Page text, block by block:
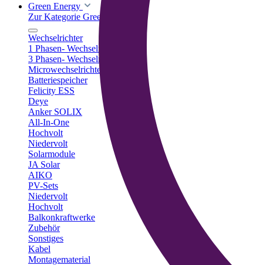
Green Energy
Zur Kategorie Green Energy
Wechselrichter
1 Phasen- Wechselrichter
3 Phasen- Wechselrichter
Microwechselrichter
Batteriespeicher
Felicity ESS
Deye
Anker SOLIX
All-In-One
Hochvolt
Niedervolt
Solarmodule
JA Solar
AIKO
PV-Sets
Niedervolt
Hochvolt
Balkonkraftwerke
Zubehör
Sonstiges
Kabel
Montagematerial